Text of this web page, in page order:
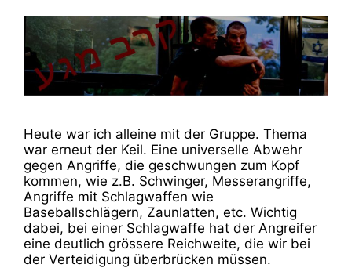
Heute war ich alleine mit der Gruppe. Thema
war erneut der Keil. Eine universelle Abwehr
gegen Angriffe, die geschwungen zum Kopf
kommen, wie z.B. Schwinger, Messerangriffe,
Angriffe mit Schlagwaffen wie
Baseballschlägern, Zaunlatten, etc. Wichtig
dabei, bei einer Schlagwaffe hat der Angreifer
eine deutlich grössere Reichweite, die wir bei
der Verteidigung überbrücken müssen.